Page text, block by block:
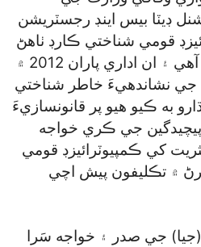
ڊيٽا بيس اينڊ رجسٽريشن
قومي شناختي ڪارڊ ٺاهڻ
متعلق ذميوار بڻايل ادارو آهي ۽ ان اداري پاران 2012 ۾
نشاندهيءَ خاطر شناختي
به ڪيو هيو پر قانونسازيءَ
جي ڪري خواجه
کي ڪمپيوٽرائيزڊ قومي
۾ تڪليفون پيش اچي
(جيا) جي صدر ۽ خواجه سَرا